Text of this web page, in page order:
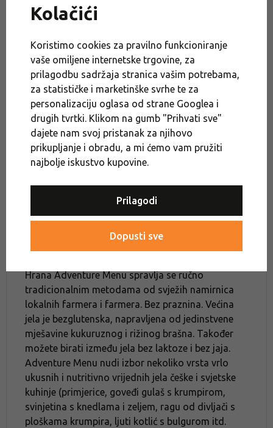
miris i izgled uz hranjivu vrijednost i iznimnu
nije dehidrirana, nije instant, spremna je za
trenutnu konzumaciju.
Samo ga zagrijte. To je moguće na mnogo načina:
u mikrovalnoj pećnici, u kuhalu za vodu, u vrućoj
vodi. No jedinstvena je takozvana opcija
samozagrijavanja, kada vrećicu s hranom stavite u
posebnu vrećicu za grijanje, tzv. Zipper-bag,
dodate samozagrijavajuću kapsulu i malo vode.
Samozagrijavajuća kapsula je jednokratna i radi
vapna i vode. Stvara temperaturu do 100°C i ova
će vruća para zagrijati hranu čak iu ekstremnim
uvjetima za 12 minuta. Zip-vrećicu možete koristiti
uvijek iznova, kapsula je nakon upotrebe potpuno
Hrana Adventure Menu spravlja se ručno
tradicionalnim metodama od svježih namirnica
lokalnih farmera i farmera. Bez praznina. Većina
jela je bezglutenska, napravljena od jedinstvene
mješavine kukuruznog i rižinog brašna. Također
možete birati između jela bez laktoze i bez jaja.
Adventure Menu nudi izbor nekoliko vrsta vrlo
ukusnih i nutritivno vrijednih jela češke i svjetske
kuhinje (primjerice, goveđi gulaš s krumpirom,
svinjetina s knedlama i zeljem, ragu od divljači s
ploškama krumpira, ljuti kotlić s bulgurom itd.
Kolačići
Koristimo cookies za pravilno funkcioniranje
vaše omiljene internetske trgovine, za
prilagodbu sadržaja stranica vašim potrebama,
za statističke i marketinške svrhe te za
personalizaciju oglasa od strane Googlea i
drugih tvrtki. Klikom na gumb "Prihvati sve"
dajete nam svoj pristanak za njihovo
prikupljanje i obradu, a mi ćemo vam pružiti
najbolje iskustvo kupovine.
Prilagodi
Dopusti sve